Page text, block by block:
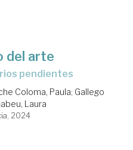
del arte
pendientes
Coloma, Paula; Gallego
Laura
2024